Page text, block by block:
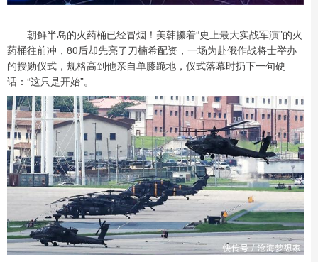
朝鲜半岛的火药桶已经冒烟！美韩攥着“史上最大实战军演”的火
药桶往前冲，80后却先亮了刀楠希配资，一场为赴俄作战将士举办
的授勋仪式，规格高到他亲自单膝跪地，仪式落幕时扔下一句硬
话：“这只是开始”。